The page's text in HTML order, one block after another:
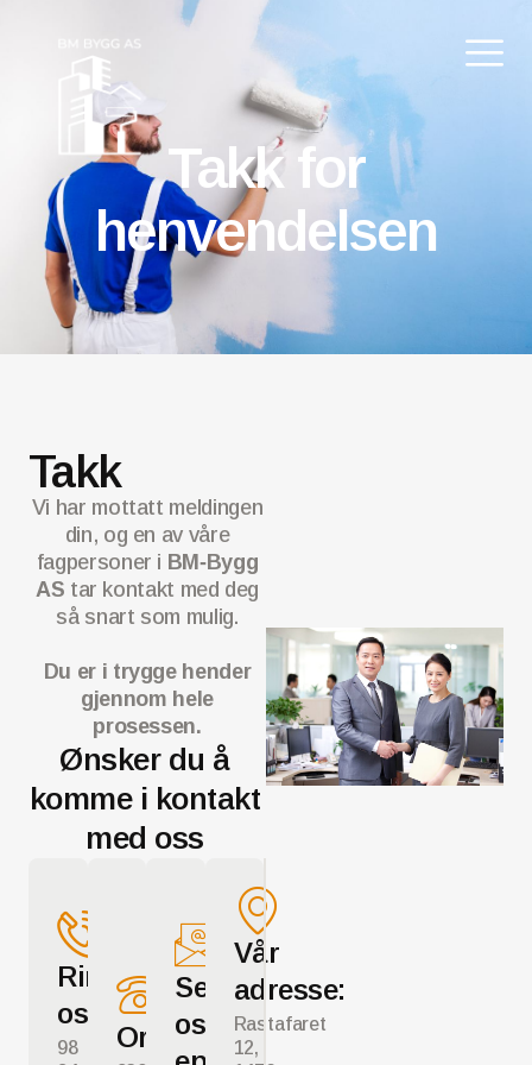
Takk for
henvendelsen
Takk
Vi har mottatt meldingen
din, og en av våre
fagpersoner i BM‑Bygg
AS tar kontakt med deg
så snart som mulig.
Du er i trygge hender
gjennom hele
prosessen.
Ønsker du å
komme i kontakt
med oss
Ring
oss
98
Orgnr
Send
oss
Vår
adresse:
Rastafaret
12,